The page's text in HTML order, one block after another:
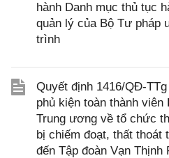
hành Danh mục thủ tục
quản lý của Bộ Tư pháp
trình
Quyết định 1416/QĐ-
phủ kiện toàn thành viên
Trung ương về tổ chức
bị chiếm đoạt, thất thoát
đến Tập đoàn Vạn Thịnh